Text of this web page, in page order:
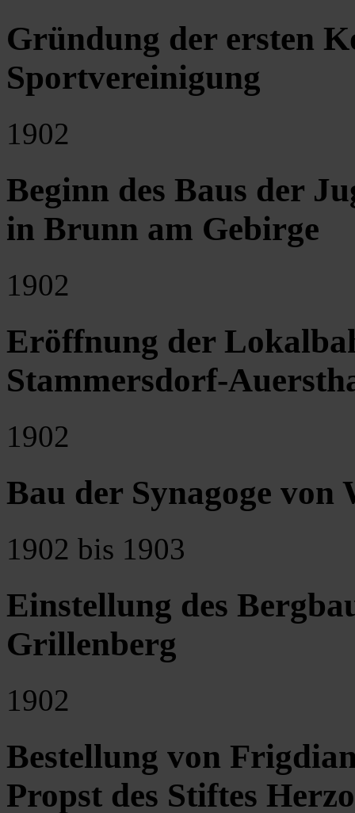
Gründung der ersten
Sportvereinigung
1902
Beginn des Baus der
in Brunn am Gebirge
1902
Eröffnung der
Stammersdorf-
1902
Bau der Synagoge von
1902 bis 1903
Einstellung des
Grillenberg
1902
Bestellung von
Propst des Stiftes